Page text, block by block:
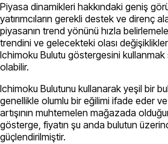
Piyasa dinamikleri hakkındaki geniş
yatırımcıların gerekli destek ve direnç
piyasanın trend yönünü hızla
trendini ve gelecekteki olası
Ichimoku Bulutu göstergesini
olabilir.
Ichimoku Bulutunu kullanarak yeşil bir
genellikle olumlu bir eğilimi ifade eder
artışının muhtemelen mağazada
gösterge, fiyatın şu anda bulutun
güçlendirilmiştir.